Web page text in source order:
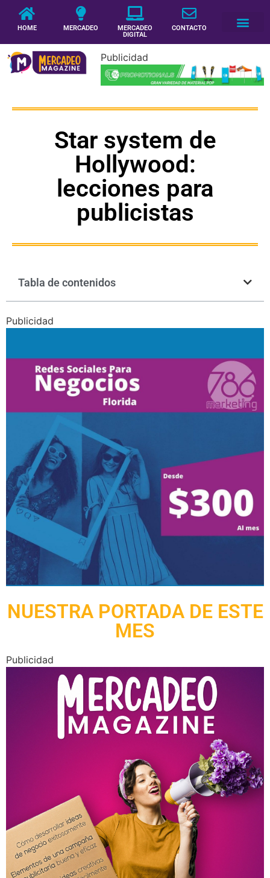
HOME MERCADEO
MERCADEO
DIGITAL
CONTACTO
Publicidad
Star system de
Hollywood:
lecciones para
publicistas
Tabla de contenidos
Publicidad
NUESTRA PORTADA DE ESTE
MES
Publicidad